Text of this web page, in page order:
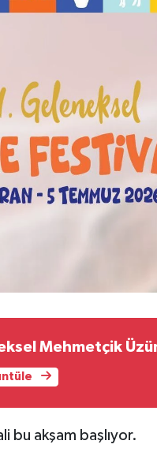
Mehmetçik
bu akşam başlıyor.